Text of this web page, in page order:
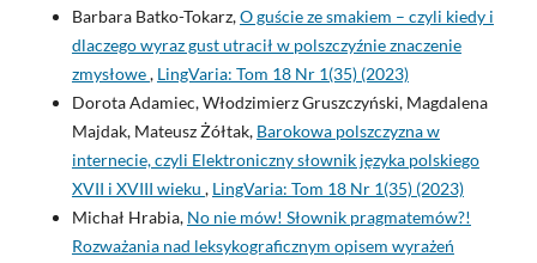
Barbara Batko-Tokarz,O guście ze smakiem – czyli kiedy i
dlaczego wyraz gust utracił w polszczyźnie znaczenie
zmysłowe, LingVaria: Tom 18 Nr 1(35) (2023)
Dorota Adamiec, Włodzimierz Gruszczyński, Magdalena
Majdak, Mateusz Żółtak, Barokowa polszczyzna w
internecie, czyli Elektroniczny słownik języka polskiego
XVII i XVIII wieku , LingVaria: Tom 18 Nr 1(35) (2023)
Michał Hrabia, No nie mów! Słownik pragmatemów?!
Rozważania nad leksykograficznym opisem wyrażeń